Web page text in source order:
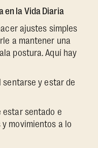
en la Vida Diaria
ajustes simples
a mantener una
postura. Aquí hay
sentarse y estar de
estar sentado e
movimientos a lo